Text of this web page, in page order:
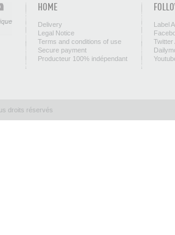
HOME
Delivery
Legal Notice
Terms and conditions of use
Secure payment
Producteur 100% indépendant
Label
Twitter
droits réservés